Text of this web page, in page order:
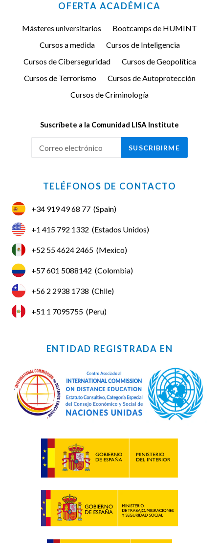
OFERTA ACADÉMICA
Másteres universitarios
Bootcamps de HUMINT
Cursos a medida
Cursos de Inteligencia
Cursos de Ciberseguridad
Cursos de Geopolítica
Cursos de Terrorismo
Cursos de Autoprotección
Cursos de Criminología
Suscríbete a la Comunidad LISA Institute
SUSCRIBIRME
TELÉFONOS DE CONTACTO
+34 919 49 68 77 (Spain)
+1 415 792 1332 (Estados Unidos)
+52 55 4624 2465 (Mexico)
+57 601 5088142 (Colombia)
+56 2 2938 1738 (Chile)
+51 1 7095755 (Peru)
ENTIDAD REGISTRADA EN